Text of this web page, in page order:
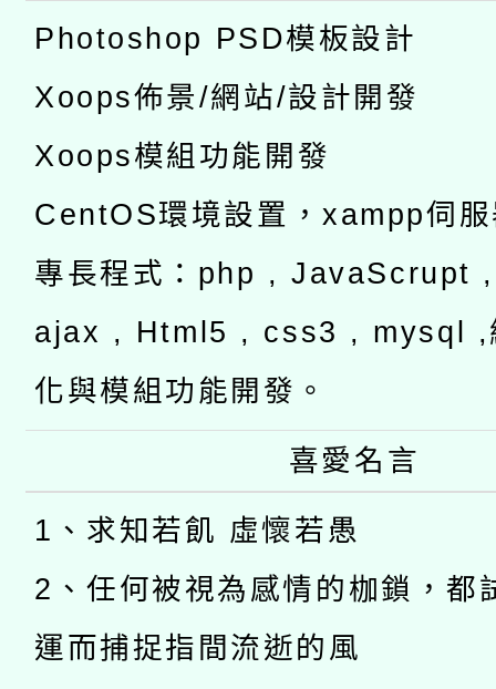
Photoshop PSD模板設計
Xoops佈景/網站/設計開發
Xoops模組功能開發
CentOS環境設置，xampp伺
專長程式：php , JavaScrupt
ajax , Html5 , css3 , mysql ,
化與模組功能開發。
喜愛名言
1、求知若飢 虛懷若愚
2、任何被視為感情的枷鎖，都
運而捕捉指間流逝的風